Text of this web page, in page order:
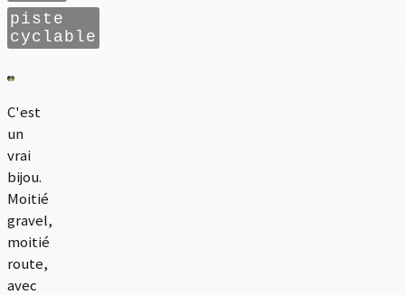
piste
cyclable
C'est
un
vrai
bijou.
Moitié
gravel,
moitié
route,
avec